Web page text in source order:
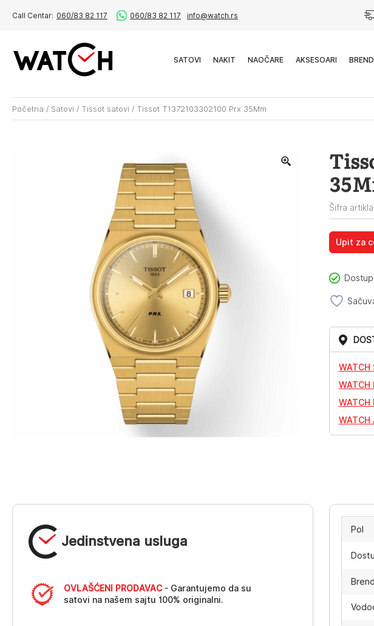
Call Centar: 060/83 82 117 060/83 82 117 info@watch.rs
SATOVI NAKIT NAOČARE AKSESOARI
Početna / Satovi / Tissot satovi / Tissot T1372103302100 Prx 35Mm
Šifra
Upit za
WATCH
WATCH
WATCH
WATCH
Jedinstvena usluga
OVLAŠĆENI PRODAVAC- Garantujemo da su
satovi na našem sajtu 100% originalni.
Pol
Brend